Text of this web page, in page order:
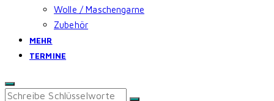
Wolle / Maschengarne
Zubehör
MEHR
TERMINE
Search